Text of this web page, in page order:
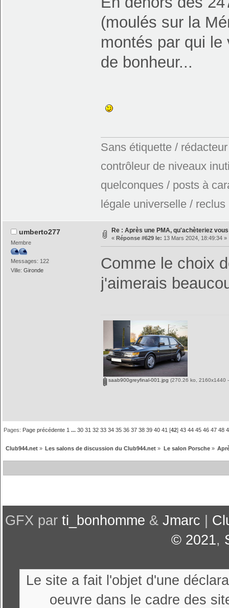
(moulés sur la
montés par qui
de bonheur...
Sans étiquette /
contrôleur de niveaux
quelconques / posts à
légale universelle / reclus
umberto277
Membre
Messages: 122
Ville:Gironde
Re : Après une PMA, qu'achèteriez
« Réponse #629 le: 13 Mars 2024, 18:49:34 »
Comme le choix
j'aimerais
saab900greyfinal-001.jpg (270.26 ko, 2160x1440
Pages: Page précédente 1 ...30 31 32 33 34 35 36 37 38 39 40 41 [42]43 44 45 46 47 48
Club944.net» Les salons de discussion du Club944.net » Le salon Porsche»
GFX par ti_bonhomme & Jmarc
© 2021,
Le site a fait l'objet d'une
oeuvre dans le cadre des